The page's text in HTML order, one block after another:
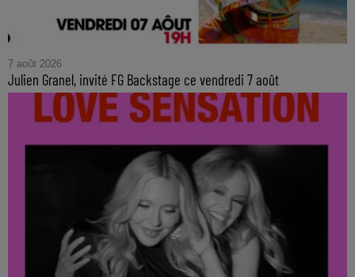
7 août 2026
Julien Granel, invité FG Backstage ce vendredi 7 août